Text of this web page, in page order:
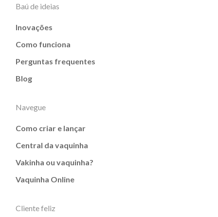
Baú de ideias
Inovações
Como funciona
Perguntas frequentes
Blog
Navegue
Como criar e lançar
Central da vaquinha
Vakinha ou vaquinha?
Vaquinha Online
Cliente feliz